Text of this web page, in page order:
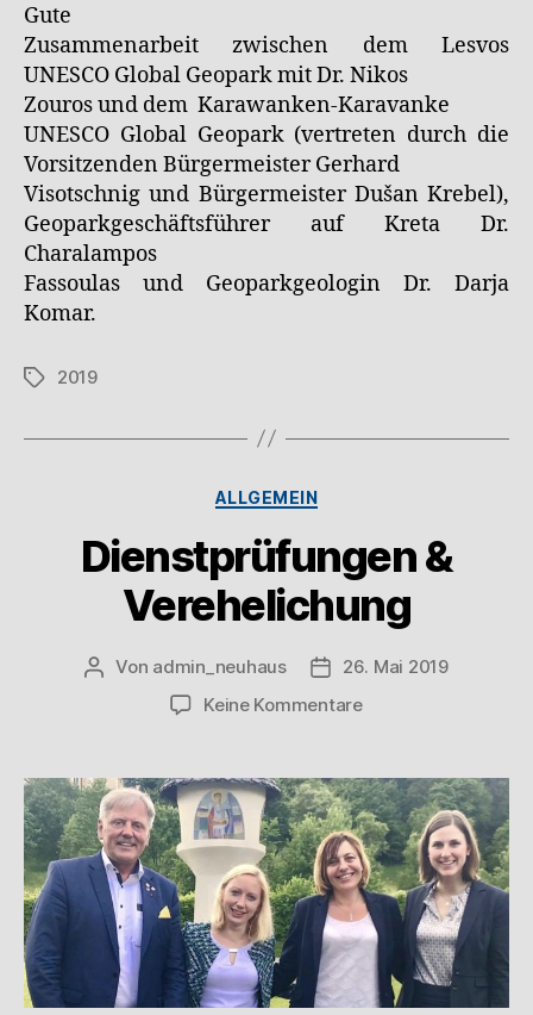
Gute
Zusammenarbeit zwischen dem Lesvos
UNESCO Global Geopark mit Dr. Nikos
Zouros und dem Karawanken-Karavanke
UNESCO Global Geopark (vertreten durch die
Vorsitzenden Bürgermeister Gerhard
Visotschnig und Bürgermeister Dušan Krebel),
Geoparkgeschäftsführer auf Kreta Dr.
Charalampos
Fassoulas und Geoparkgeologin Dr. Darja
Komar.
2019
ALLGEMEIN
Dienstprüfungen &
Verehelichung
Von admin_neuhaus
26. Mai 2019
Keine Kommentare